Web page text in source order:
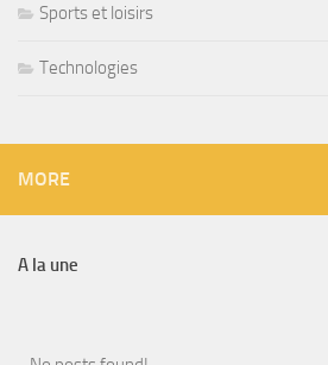
Sports et loisirs
Technologies
MORE
A la une